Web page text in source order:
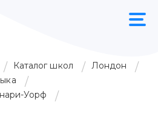
Каталог школ
Лондон
Уорф